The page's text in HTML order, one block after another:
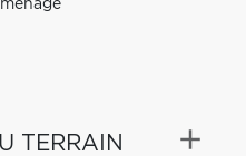
TERRAIN